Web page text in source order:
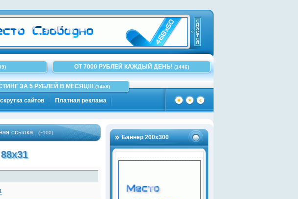
ОТ 7000 РУБЛЕЙ КАЖДЫЙ ДЕНЬ! (1446)
ЗА 5 РУБЛЕЙ В МЕСЯЦ!!! (1458)
сайтов Платная реклама
Баннер 200х300
(~100)